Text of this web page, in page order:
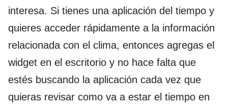
interesa. Si tienes una aplicación del tiempo y
quieres acceder rápidamente a la información
relacionada con el clima, entonces agregas el
widget en el escritorio y no hace falta que
estés buscando la aplicación cada vez que
quieras revisar como va a estar el tiempo en